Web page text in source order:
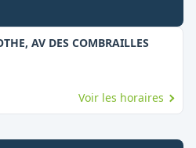
AV DES COMBRAILLES
Voir les horaires